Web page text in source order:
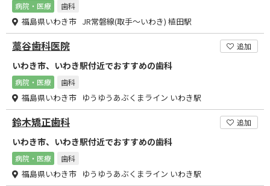
病院・医療 歯科
福島県いわき市 JR常磐線(取手～いわき) 植田駅
藁谷歯科医院 追加
いわき市、いわき駅付近でおすすめの歯科
病院・医療 歯科
福島県いわき市 ゆうゆうあぶくまライン いわき駅
鈴木矯正歯科 追加
いわき市、いわき駅付近でおすすめの歯科
病院・医療 歯科
福島県いわき市 ゆうゆうあぶくまライン いわき駅